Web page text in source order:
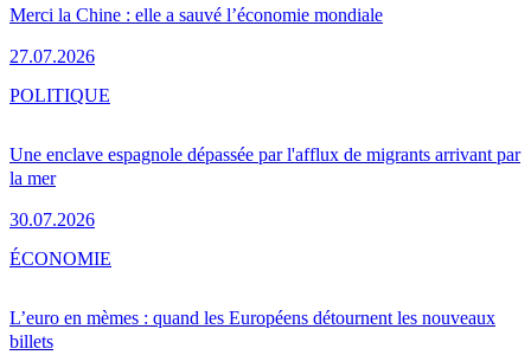
Merci la Chine : elle a sauvé l’économie mondiale
27.07.2026
Une enclave espagnole dépassée par l'afflux de migrants arrivant par
la mer
30.07.2026
POLITIQUE
L’euro en mèmes : quand les Européens détournent les nouveaux
billets
ÉCONOMIE